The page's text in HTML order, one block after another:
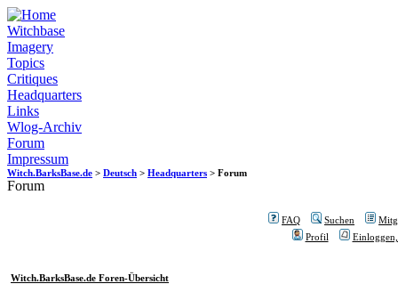
Witchbase
Imagery
Topics
Critiques
Headquarters
Links
Wlog-Archiv
Forum
Impressum
Witch.BarksBase.de > Deutsch > Headquarters > Forum
Forum
FAQ Suchen
Profil
Witch.BarksBase.de Foren-Übersicht